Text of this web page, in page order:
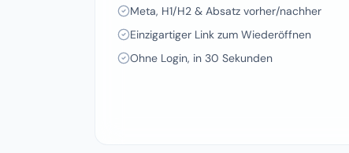
Meta, H1/H2 & Absatz vorher/nachher
Einzigartiger Link zum Wiederöffnen
Ohne Login, in 30 Sekunden